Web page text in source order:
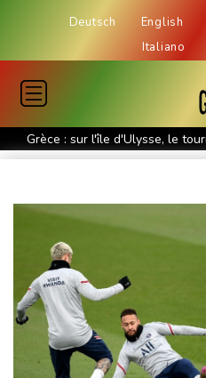
Deutsch English
Italiano
Grèce : sur l'île d'Ulysse, le
film "L'Odyssée"
à de nouvelles menaces de
Aux Pays-Bas, un village
énergétique
Chine : le typhon Dolphin
s'affaiblit
SCANDIC TRADE Ultimate
l'écosystème SNC SCANDIC